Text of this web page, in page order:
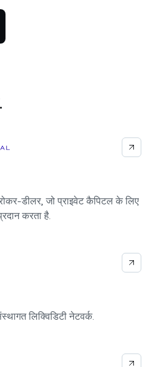
डीलर, जो प्राइवेट कैपिटल के लिए
करता है.
लिक्विडिटी नेटवर्क.